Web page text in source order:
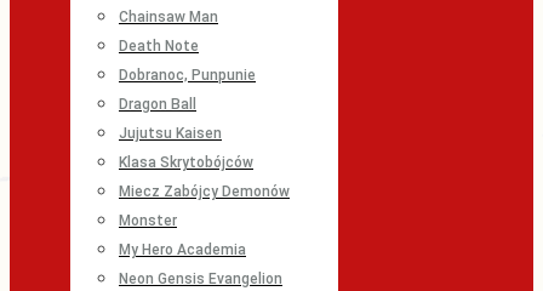
Chainsaw Man
Death Note
Dobranoc, Punpunie
Dragon Ball
Jujutsu Kaisen
Klasa Skrytobójców
Miecz Zabójcy Demonów
Monster
My Hero Academia
Neon Gensis Evangelion